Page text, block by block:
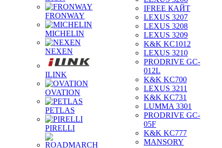
FRONWAY
MICHELIN
NEXEN
ILINK
OVATION
PETLAS
PIRELLI
IFREE КАЙТ
LEXUS 3207
LEXUS 3208
LEXUS 3209
K&K KC1012
LEXUS 3210
PRODRIVE GC-
012L
K&K KC700
LEXUS 3211
K&K KC731
LUMMA 3301
PRODRIVE GC-
05F
K&K KC777
MANSORY